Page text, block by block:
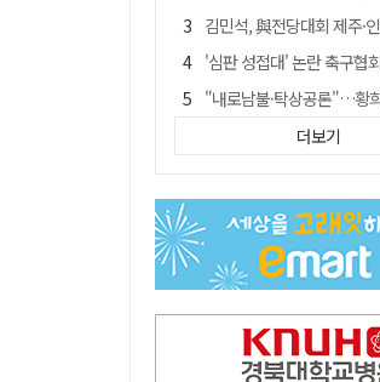
김민석, 與전당대회 제주·인천 당원투표서 승리…
'심판 성접대' 논란 축구협회 결국 사과…"깊이
"내로남불·탁상공론"…황희 '버스 청년주택' 제안에
"경로당 통장에 비밀번호가 적혀 있다"…전국 돌며 경로
예안향교 대성전, '국가지
휠체어 환자 발로 밀어 숨지게 한 70대 간병인
박권현 청도군수, 국무총리에 "청도 물 공급 최
더보기